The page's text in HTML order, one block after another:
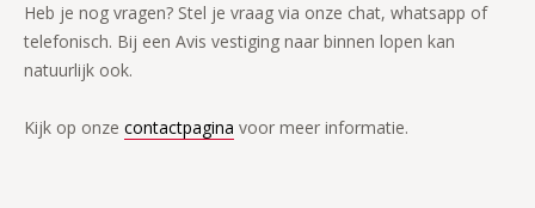
Heb je nog vragen? Stel je vraag via onze chat, whatsapp of
telefonisch. Bij een Avis vestiging naar binnen lopen kan
natuurlijk ook.
Kijk op onze contactpagina voor meer informatie.